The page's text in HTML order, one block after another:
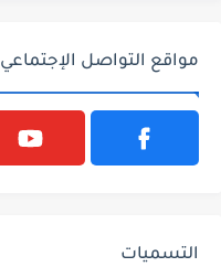
مواقع التواصل الإجتماعي
التسميات